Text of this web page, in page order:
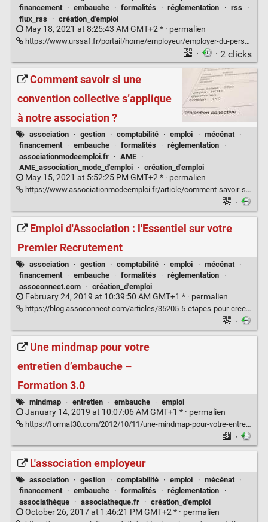
financement
· embauche · formalités · réglementation · rss
·
flux_rss
· création_d'emploi
May 18, 2021 at 8:25:43 AM GMT+2 * · permalien
https://www.urssaf.fr/portail/home/employeur/employer-du-personnel/les-formalites-liees-a-lembauche.html
· · 2 clicks
Comment savoir si une
convention collective s’applique
à notre association ?
association · gestion · comptabilité · emploi · mécénat
·
financement
· embauche · formalités · réglementation
·
associationmodeemploi.fr
· AME
·
AME_association_mode_d'emploi
· création_d'emploi
May 15, 2021 at 5:52:25 PM GMT+2 * · permalien
https://www.associationmodeemploi.fr/article/comment-savoir-si-une-convention-collective-s-applique-a-notre-association.70169
·
Emploi d'Association : l'Essentiel sur votre
Premier Recrutement
association · gestion · comptabilité · emploi · mécénat
·
financement
· embauche · formalités · réglementation
·
assoconnect.com
· création_d'emploi
February 24, 2019 at 10:39:50 AM GMT+1 * · permalien
https://blog.assoconnect.com/articles/35205-5-etapes-pour-creer-le-premier-emploi-dans-votre-association
·
Une mindmap pour votre
entretien d’embauche –
Formation 3.0
mindmap · entretien · embauche · emploi
January 14, 2019 at 10:07:06 AM GMT+1 * · permalien
https://format30.com/2012/10/11/une-mindmap-pour-votre-entretien-dembauche/
·
L'association employeur
association · gestion · comptabilité · emploi · mécénat
·
financement
· embauche · formalités · réglementation
·
associathèque
· associatheque.fr · création_d'emploi
October 26, 2017 at 1:46:21 PM GMT+2 * · permalien